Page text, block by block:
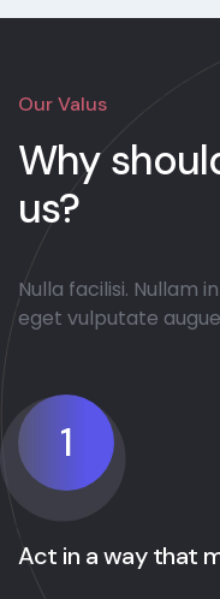
Our Valus
Why
us?
Nulla facilisi. Nullam
eget vulputate
1
Act in a way that